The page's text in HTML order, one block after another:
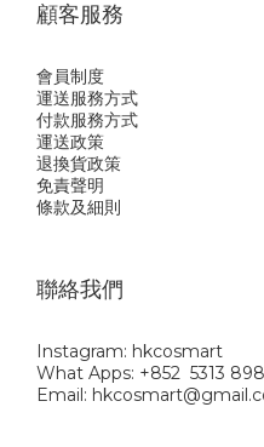
顧客服務
會員制度
運送服務方式
付款服務方式
運送政策
退換貨政策
免責聲明
條款及細則
聯絡我們
Instagram: hkcosmart
What Apps: +852 5313
Email: